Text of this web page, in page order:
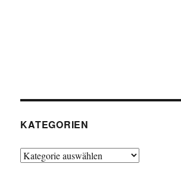
KATEGORIEN
Kategorien